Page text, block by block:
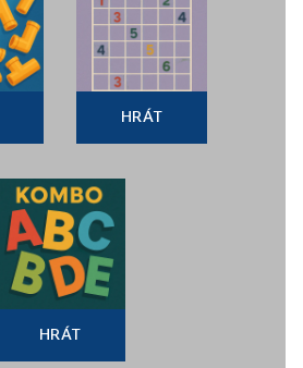
HRÁT
HRÁT